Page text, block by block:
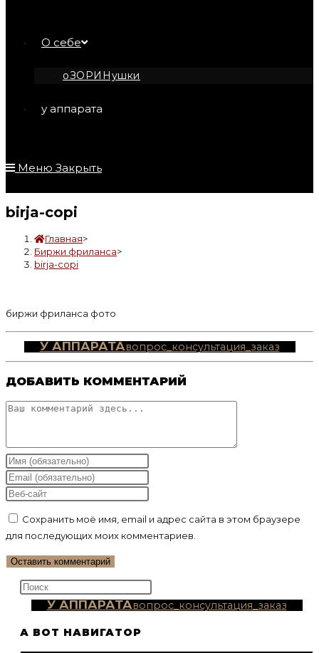
О себе
оЗОРИНушки
у аппарата
Меню Закрыть
birja-copi
Главная>
Биржи фриланса>
birja-copi
биржи фриланса фото
У АППАРАТАвопрос_консультация_заказ
ДОБАВИТЬ КОММЕНТАРИЙ
Комментарий
Введите
свое
имя
имя
пользователя,
чтобы
Введите
свой
адрес,
чтобы
прокомментировать
Введите
вашего
веб-
сайта
Сохранить моё имя, email и адрес сайта в этом браузере
для последующих моих комментариев.
клавишу
У АППАРАТАвопрос_консультация_заказ
А ВОТ НАВИГАТОР